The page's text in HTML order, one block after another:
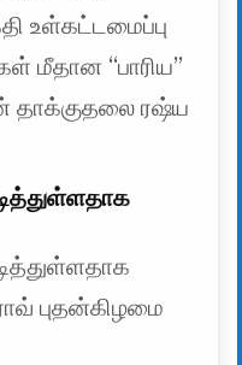
உள்கட்டமைப்பு
மீதான “பாரிய”
தாக்குதலை ரஷ்ய
புதன்கிழமை